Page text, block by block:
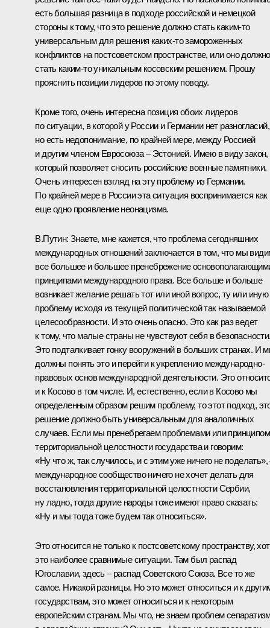
есть большая разница в подходе российской и немецкой
стороны к тому, что это решение должно стать каким‑то
универсальным для решения каких‑то замороженных
конфликтов на постсоветском пространстве, или оно должно
стать каким‑то уникальным косовским решением. Прошу
прояснить позиции лидеров по этому поводу.
Кроме того, очень интересна позиция обоих лидеров
по ситуации, в которой у России и Германии нет разногласий,
но есть недопонимание, по крайней мере, между Россией
и другим членом Евросоюза – Эстонией. Имею в виду закон,
который позволяет сносить российские военные памятники.
Очень интересен взгляд на эту проблему из Германии.
По крайней мере в России эта ситуация воспринимается как
еще одно проявление неонацизма.
В.Путин: Знаете, мне кажется, что проблема сегодняшних
международных отношений заключается в том, что мы
все большее и большее пренебрежение
принципами международного права. Все больше и больше
возникает желание решать тот или иной вопрос, ту или иную
проблему исходя из текущей политической так называемой
целесообразности. И это очень опасно. Это как раз ведет
к тому, что малые страны не чувствуют себя в
Это подталкивает гонку вооружений в больших странах. И
должны понять это и перейти к укреплению международно-
правовых основ международной деятельности. Это
и к Косово в том числе. И, естественно, если в Косово мы
определенным образом решим проблему, то этот подход,
решение должно быть универсальным для аналогичных
случаев. Если мы пренебрегаем проблемами или принципом
территориальной целостности государства и говорим:
«Ну что ж, так случилось, и с этим уже ничего не поделать»,
международное сообщество ничего не хочет делать для
восстановления территориальной целостности Сербии,
ну ладно, тогда другие народы тоже имеют право сказать:
«Ну и мы тогда тоже будем так относиться».
Это относится не только к постсоветскому пространству,
это наиболее сравнимые ситуации. Там был распад
Югославии, здесь – распад Советского Союза. Все то же
самое. Никакой разницы. Но это может относиться и к
государствам, это может относиться и к некоторым
европейским странам. Мы что, не знаем проблем